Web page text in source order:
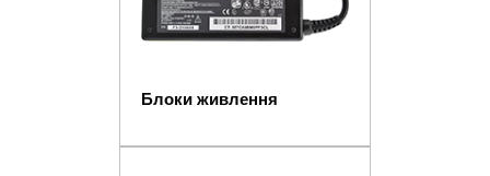
Блоки живлення